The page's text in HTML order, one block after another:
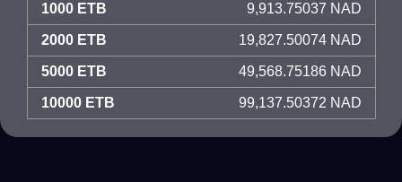
1000 ETB 9,913.75037 NAD
2000 ETB 19,827.50074 NAD
5000 ETB 49,568.75186 NAD
10000 ETB 99,137.50372 NAD